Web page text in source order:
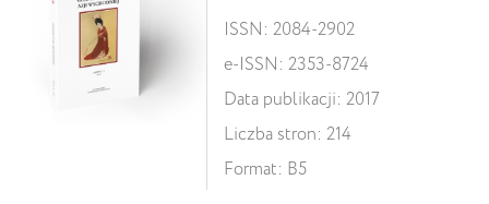
ISSN: 2084-2902
e-ISSN: 2353-8724
Data publikacji: 2017
Liczba stron: 214
Format: B5